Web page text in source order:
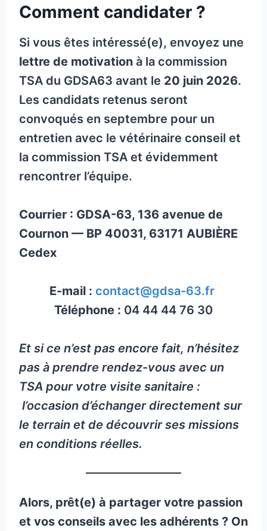
Comment candidater ?
Si vous êtes intéressé(e), envoyez une
lettre de motivation à la commission
TSA du GDSA63 avant le 20 juin 2026.
Les candidats retenus seront
convoqués en septembre pour un
entretien avec le vétérinaire conseil et
la commission TSA et évidemment
rencontrer l’équipe.
Courrier : GDSA-63, 136 avenue de
Cournon — BP 40031, 63171 AUBIÈRE
Cedex
E-mail : contact@gdsa-63.fr
Téléphone : 04 44 44 76 30
Et si ce n’est pas encore fait, n’hésitez
pas à prendre rendez-vous avec un
TSA pour votre visite sanitaire :
l’occasion d’échanger directement sur
le terrain et de découvrir ses missions
en conditions réelles.
Alors, prêt(e) à partager votre passion
et vos conseils avec les adhérents ? On